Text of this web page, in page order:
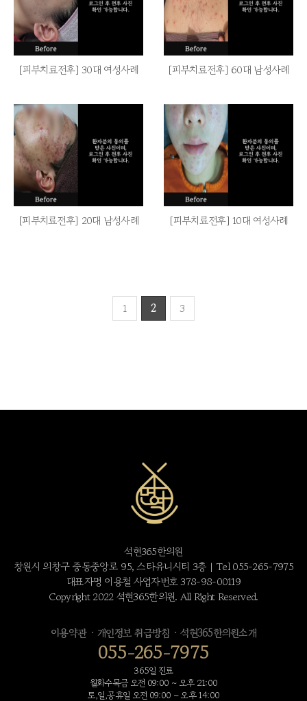
[피부치료전후] 30대 여성사례 [피부치료전후] 60대 남성사례
[피부치료전후] 20대 남성사례 [피부치료전후] 10대 여성사례
1 2 3
석현365한의원
창원시 의창구 중동중앙로 95, 스타유니시티 3층 | Tel 055-265-7975
대표자명 이용철 사업자번호 378-98-00119
Copyright 2022 석현365한의원. All Right Reserved.
이용약관· 개인정보 취급방침 ·석현365한의원소개
055-265-7975
365일 진료
월화수목금 오전 09:00 ~ 오후 21:00
토,일,공휴일 오전 09:00 ~ 오후 14:00